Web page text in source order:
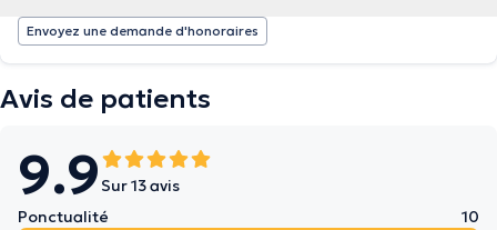
Envoyez une demande d'honoraires
Avis de patients
9.9 Sur 13 avis
Ponctualité
10